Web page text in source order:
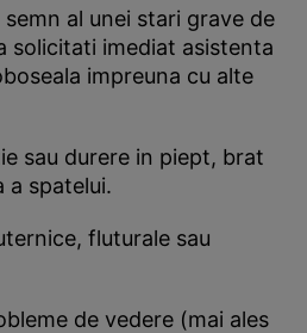
al unei stari grave de
solicitati imediat asistenta
impreuna cu alte
sau durere in piept, brat
a spatelui.
fluturale sau
de vedere (mai ales